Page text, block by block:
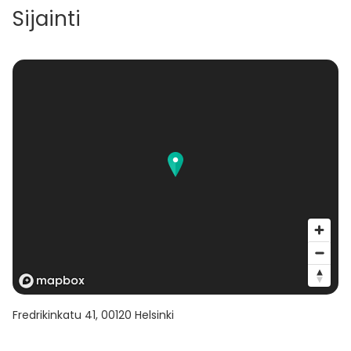
Sijainti
Fredrikinkatu 41, 00120 Helsinki